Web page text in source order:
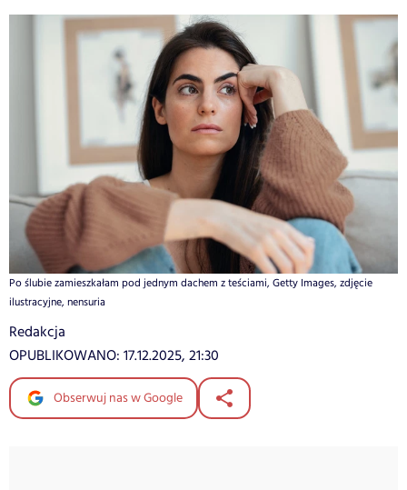
Po ślubie zamieszkałam pod jednym dachem z teściami, Getty Images, zdjęcie
ilustracyjne, nensuria
Redakcja
OPUBLIKOWANO: 17.12.2025, 21:30
Obserwuj nas w Google